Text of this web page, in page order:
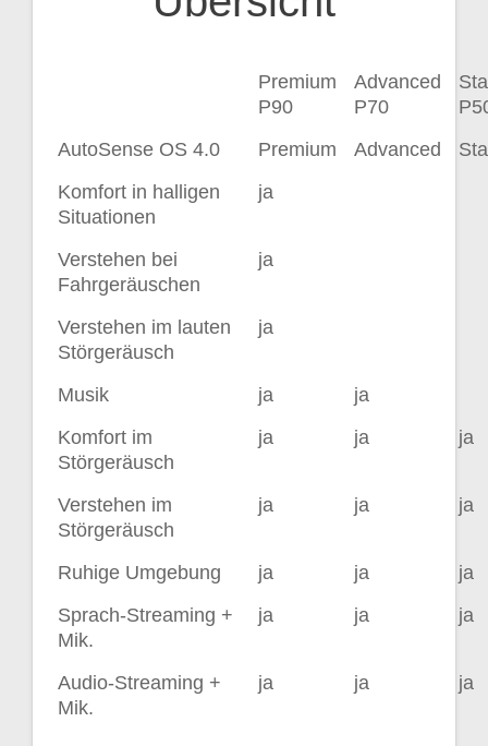
Premium
P90
Advanced
P70
AutoSense OS 4.0
Premium Advanced
Komfort in halligen
Situationen
ja
Verstehen bei
Fahrgeräuschen
ja
Verstehen im lauten
Störgeräusch
ja
Musik ja
ja
Komfort im
Störgeräusch
ja ja ja
Verstehen im
Störgeräusch
ja ja ja
Ruhige Umgebung ja ja
ja
Sprach-Streaming +
Mik.
ja ja ja
Audio-Streaming +
Mik.
ja ja ja